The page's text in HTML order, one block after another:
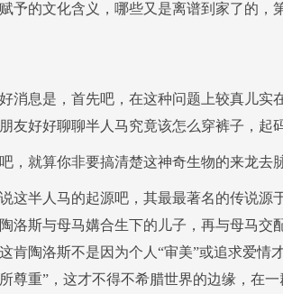
予的文化含义，哪些又是离谱到家了的
消息是，首先吧，在这种问题上较真儿实
友好好聊聊半人马究竟该怎么穿裤子，起
，就算你非要搞清楚这神奇生物的来龙去
这半人马的起源吧，其最最著名的传说源
洛斯与母马媾合生下的儿子，再与母马
肯陶洛斯不是因为个人“审美”或追求爱情
尊重”，这才不得不希腊世界的边缘，在